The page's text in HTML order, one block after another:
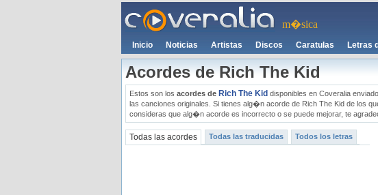
m�sica
Inicio Noticias Artistas Discos Caratulas Letras
Acordes de Rich The Kid
Estos son los acordes de Rich The Kid disponibles en Coveralia
las canciones originales. Si tienes alg�n acorde de Rich The Kid de los
consideras que alg�n acorde es incorrecto o se puede mejorar, te
Todas las acordes Todas las traducidas Todos los letras